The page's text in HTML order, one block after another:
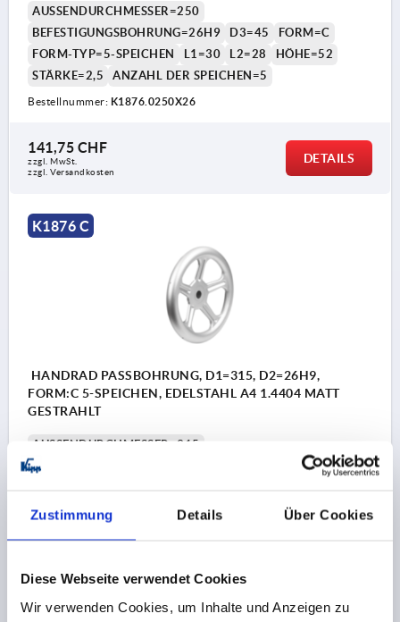
Zustimmung Details Über Cookies
Diese Webseite verwendet Cookies
Wir verwenden Cookies, um Inhalte und Anzeigen zu
AUSSENDURCHMESSER=250
BEFESTIGUNGSBOHRUNG=26H9
D3=45
FORM=C
FORM-TYP=5-SPEICHEN
L1=30 L2=28
HÖHE=52
STÄRKE=2,5
ANZAHL DER SPEICHEN=5
Bestellnummer: K1876.0250X26
141,75 CHF
zzgl. MwSt.
zzgl. Versandkosten
DETAILS
K1876 C
HANDRAD PASSBOHRUNG, D1=315, D2=26H9,
FORM:C 5-SPEICHEN, EDELSTAHL A4 1.4404 MATT
GESTRAHLT
AUSSENDURCHMESSER=315
BEFESTIGUNGSBOHRUNG=26H9
FORM=C
STÄRKE=2,5
ANZAHL DER SPEICHEN=5
207,94 CHF
zzgl. Versandkosten